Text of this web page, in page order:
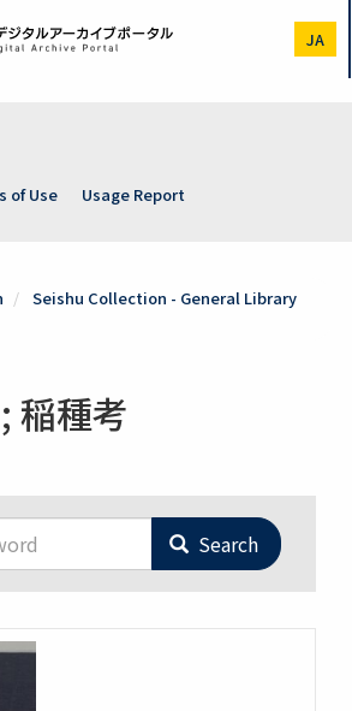
JA
of Use Usage Report
Seishu Collection - General Library
稲種考
Search